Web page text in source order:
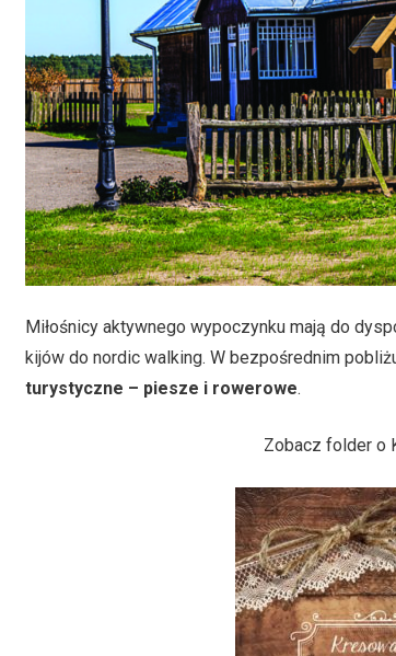
Miłośnicy aktywnego wypoczynku mają do
kijów do nordic walking. W bezpośrednim
turystyczne – piesze i rowerowe.
Zobacz folder o